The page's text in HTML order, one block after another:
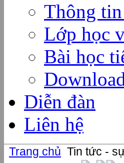
Thông
Lớp học
Bài học
Diễn đàn
Liên hệ
Trang chủ Tin tức -